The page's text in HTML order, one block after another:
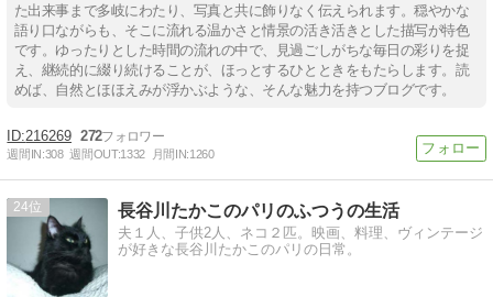
た出来事まで多岐にわたり、写真と共に飾りなく伝えられます。穏やかな
語り口ながらも、そこに流れる温かさと情景の活き活きとした描写が特色
です。ゆったりとした時間の流れの中で、見過ごしがちな毎日の彩りを捉
え、継続的に綴り続けることが、ほっとするひとときをもたらします。読
めば、自然とほほえみが浮かぶような、そんな魅力を持つブログです。
216269 272
週間IN:308 週間OUT:1332 月間IN:1260
24 長谷川たかこのパリのふつうの生活
夫１人、子供2人、ネコ２匹。映画、料理、ヴィンテージ
が好きな長谷川たかこのパリの日常。